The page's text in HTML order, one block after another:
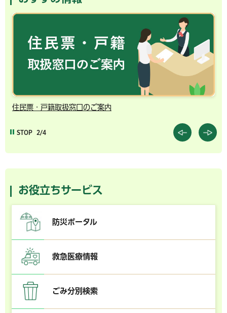
住民票・戸籍取扱窓口のご案内
STOP 2/4
お役立ちサービス
防災ポータル
救急医療情報
ごみ分別検索